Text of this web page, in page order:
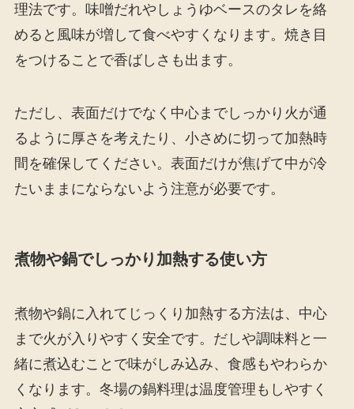
理法です。味噌だれやしょうゆベースのタレを絡
めると風味が増して食べやすくなります。焼き目
をつけることで香ばしさも出ます。
ただし、表面だけでなく中心までしっかり火が通
るように厚さを考えたり、小さめに切って加熱時
間を確保してください。表面だけが焦げて中が冷
たいままにならないよう注意が必要です。
煮物や鍋でしっかり加熱する使い方
煮物や鍋に入れてじっくり加熱する方法は、中心
まで火が入りやすく安全です。だしや調味料と一
緒に煮込むことで味がしみ込み、食感もやわらか
くなります。冬場の鍋料理は温度管理もしやすく